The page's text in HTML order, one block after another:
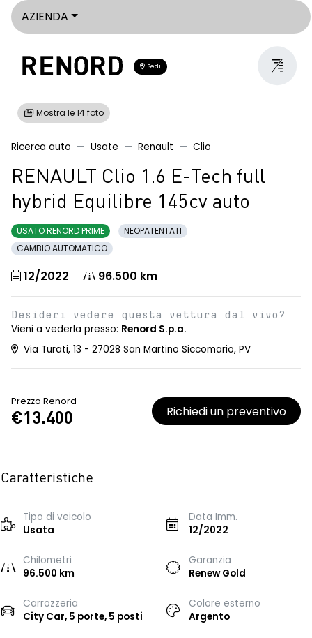
AZIENDA
Sedi
Mostra le 14 foto
Ricerca auto Usate Renault Clio
RENAULT Clio 1.6 E-Tech full
hybrid Equilibre 145cv auto
USATO RENORD PRIME
NEOPATENTATI
CAMBIO AUTOMATICO
12/2022 96.500 km
Desideri vedere questa vettura dal vivo?
Vieni a vederla presso: Renord S.p.a.
Via Turati, 13 - 27028 San Martino Siccomario, PV
Prezzo Renord
€13.400 Richiedi un preventivo
Caratteristiche
Tipo di veicolo
Usata
Data Imm.
12/2022
Chilometri
96.500 km
Garanzia
Renew Gold
Carrozzeria
City Car, 5 porte, 5 posti
Colore esterno
Argento